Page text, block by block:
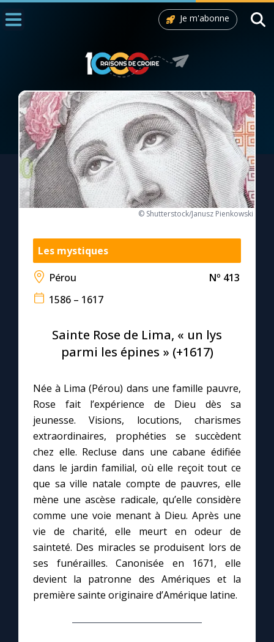
1000 Raisons de Croire
L'actualité de la semaine
La chaîne Youtube
La vidéo de la semaine
Le compte Tiktok
Le magazine
Questions-réponses
Prier au quotidien
Avec Thérèse de Lisieux
L'Évangile chaque jour
Les premiers samedis du mois
Marie qui défait les nœuds
Je m'abonne
© Shutterstock/Janusz Pienkowski
Les mystiques
Pérou
Nº 413
1586 – 1617
Sainte Rose de Lima, « un lys
parmi les épines » (+1617)
Née à Lima (Pérou) dans une famille pauvre,
Rose fait l’expérience de Dieu dès sa
jeunesse. Visions, locutions, charismes
extraordinaires, prophéties se succèdent
chez elle. Recluse dans une cabane édifiée
dans le jardin familial, où elle reçoit tout ce
que sa ville natale compte de pauvres, elle
mène une ascèse radicale, qu’elle considère
comme une voie menant à Dieu. Après une
vie de charité, elle meurt en odeur de
sainteté. Des miracles se produisent lors de
ses funérailles. Canonisée en 1671, elle
devient la patronne des Amériques et la
première sainte originaire d’Amérique latine.